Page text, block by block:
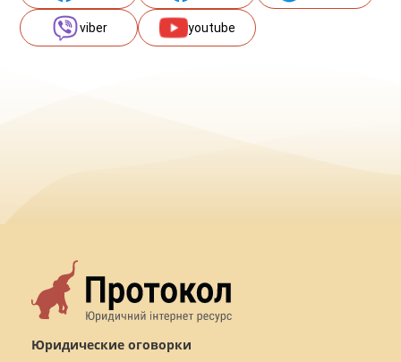
viber youtube
Юридические оговорки